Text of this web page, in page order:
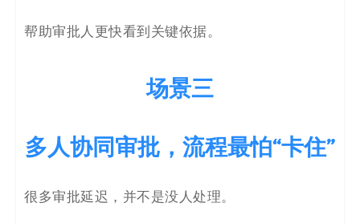
帮助审批人更快看到关键依据。
场景三
多人协同审批，流程最怕“卡住”
很多审批延迟，并不是没人处理。